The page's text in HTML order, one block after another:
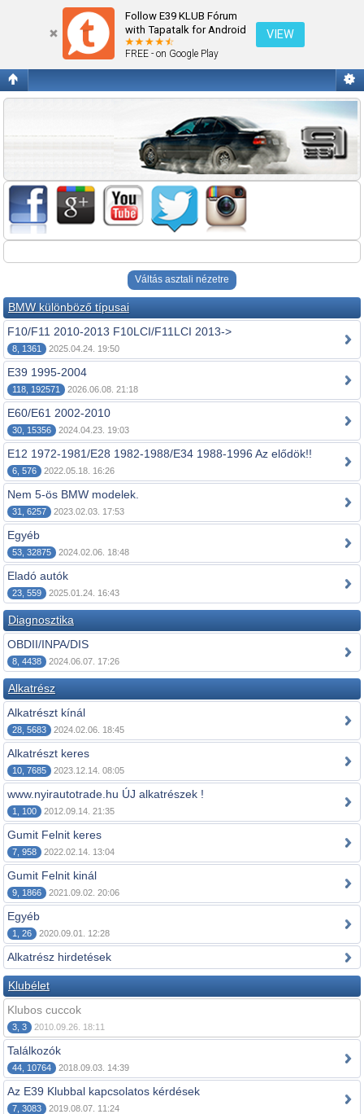
Follow E39 KLUB Fórum
with Tapatalk for Android
FREE - on Google Play
VIEW
Fórum kezdőlap megtekintése
Váltás asztali nézetre
BMW különböző típusai
F10/F11 2010-2013 F10LCI/F11LCI 2013->
8, 1361 2025.04.24. 19:50
E39 1995-2004
118, 192571 2026.06.08. 21:18
E60/E61 2002-2010
30, 15356 2024.04.23. 19:03
E12 1972-1981/E28 1982-1988/E34 1988-1996 Az elődök!!
6, 576 2022.05.18. 16:26
Nem 5-ös BMW modelek.
31, 6257 2023.02.03. 17:53
Egyéb
53, 32875 2024.02.06. 18:48
Eladó autók
23, 559 2025.01.24. 16:43
Diagnosztika
OBDII/INPA/DIS
8, 4438 2024.06.07. 17:26
Alkatrész
Alkatrészt kínál
28, 5683 2024.02.06. 18:45
Alkatrészt keres
10, 7685 2023.12.14. 08:05
www.nyirautotrade.hu ÚJ alkatrészek !
1, 100 2012.09.14. 21:35
Gumit Felnit keres
7, 958 2022.02.14. 13:04
Gumit Felnit kinál
9, 1866 2021.09.02. 20:06
Egyéb
1, 26 2020.09.01. 12:28
Alkatrész hirdetések
Klubélet
Klubos cuccok
3, 3 2010.09.26. 18:11
Találkozók
44, 10764 2018.09.03. 14:39
Az E39 Klubbal kapcsolatos kérdések
7, 3083 2019.08.07. 11:24